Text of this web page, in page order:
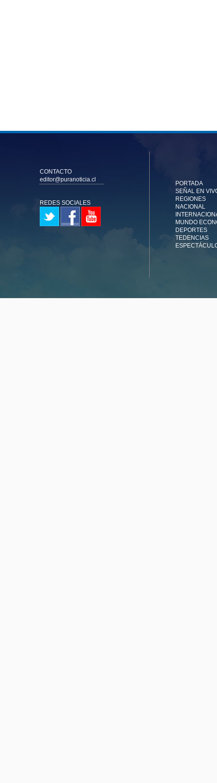
CONTACTO
editor@puranoticia.cl
REDES SOCIALES
PORTADA
SEÑAL EN
REGIONES
NACIONAL
MUNDO
DEPORTES
TEDENCIAS